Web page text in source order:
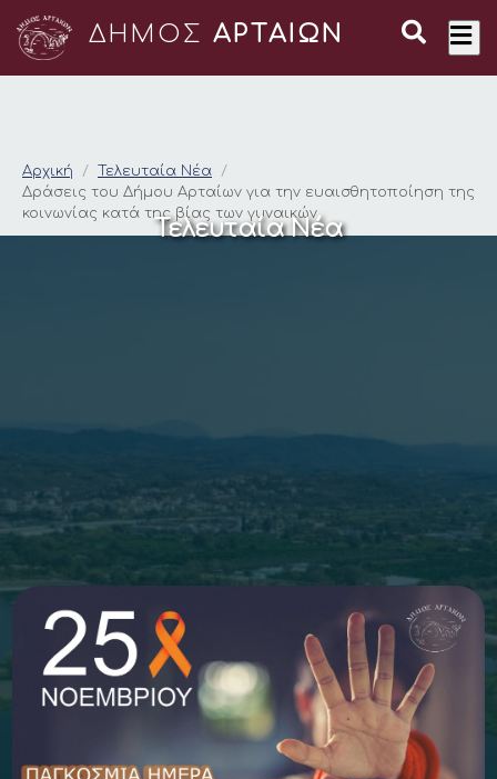
ΔΗΜΟΣ ΑΡΤΑΙΩΝ
Δράσεις του Δήμου
Αρχική
Τελευταία Νέα
Δράσεις του Δήμου Αρταίων για την ευαισθητοποίηση της
κοινωνίας κατά της βίας των γυναικών
Τελευταία Νέα